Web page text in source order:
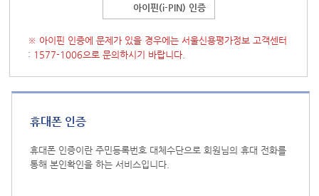
아이핀(i-PIN) 인증
※ 아이핀 인증에 문제가 있을 경우에는 서울신용평가정보 고객센터
: 1577-1006으로 문의하시기 바랍니다.
휴대폰 인증
휴대폰 인증이란 주민등록번호 대체수단으로 회원님의 휴대 전화를
통해 본인확인을 하는 서비스입니다.